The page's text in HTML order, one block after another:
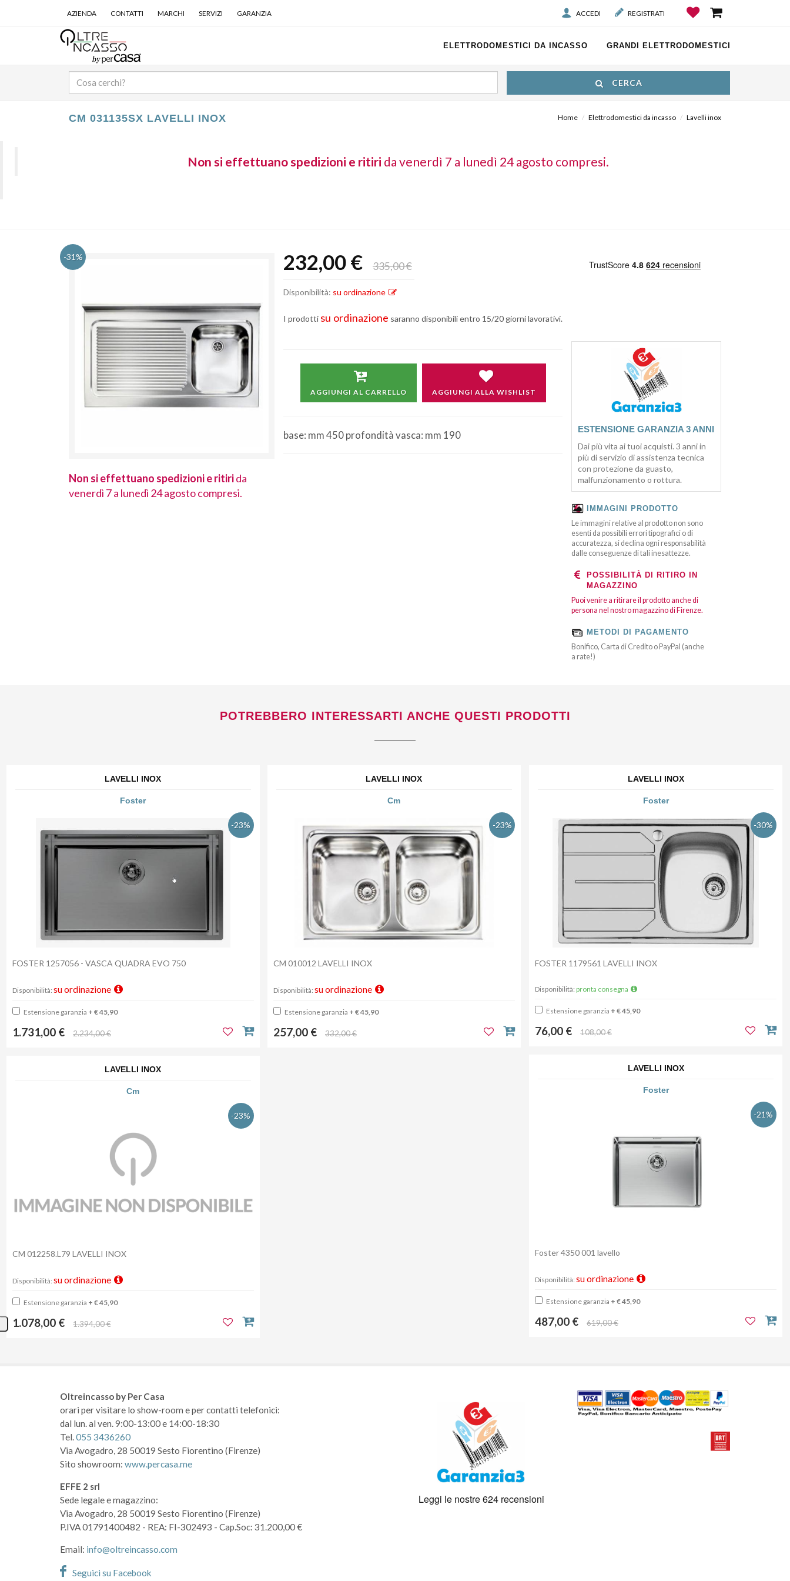
AZIENDA CONTATTI MARCHI SERVIZI GARANZIA ACCEDI REGISTRATI
ELETTRODOMESTICI DA INCASSO GRANDI ELETTRODOMESTICI
CERCA
CM 031135SX LAVELLI INOX Home Elettrodomestici da incasso Lavelli inox
Non si effettuano spedizioni e ritiri da venerdì 7 a lunedì 24 agosto compresi.
-31%
Non si effettuano spedizioni e ritirida
venerdì 7 a lunedì 24 agosto compresi.
232,00 € 335,00 €
Disponibilità: su ordinazione
I prodotti su ordinazione saranno disponibili entro 15/20 giorni lavorativi.
AGGIUNGI AL CARRELLO AGGIUNGI ALLA WISHLIST
base: mm 450 profondità vasca: mm 190
ESTENSIONE GARANZIA 3 ANNI
Dai più vita ai tuoi acquisti. 3 anni in
più di servizio di assistenza tecnica
con protezione da guasto,
malfunzionamento o rottura.
IMMAGINI PRODOTTO
Le immagini relative al prodotto non sono
esenti da possibili errori tipografici o di
accuratezza, si declina ogni responsabilità
dalle conseguenze di tali inesattezze.
POSSIBILITÀ DI RITIRO IN
MAGAZZINO
Puoi venire a ritirare il prodotto anche di
persona nel nostro magazzino di Firenze.
METODI DI PAGAMENTO
Bonifico, Carta di Credito o PayPal (anche
a rate!)
POTREBBERO INTERESSARTI ANCHE QUESTI PRODOTTI
LAVELLI INOX
Foster
-23%
FOSTER 1257056 - VASCA QUADRA EVO 750
Disponibilità: su ordinazione
Estensione garanzia + € 45,90
1.731,00 € 2.234,00 €
LAVELLI INOX
Cm
-23%
CM 010012 LAVELLI INOX
Disponibilità: su ordinazione
Estensione garanzia + € 45,90
257,00 € 332,00 €
LAVELLI INOX
Foster
-30%
FOSTER 1179561 LAVELLI INOX
Disponibilità: pronta consegna
Estensione garanzia + € 45,90
76,00 € 108,00 €
LAVELLI INOX
Foster
-21%
Foster 4350 001 lavello
Disponibilità: su ordinazione
Estensione garanzia + € 45,90
487,00 € 619,00 €
LAVELLI INOX
Cm
-23%
CM 012258.L79 LAVELLI INOX
Disponibilità: su ordinazione
Estensione garanzia + € 45,90
1.078,00 € 1.394,00 €
Oltreincasso by Per Casa
orari per visitare lo show-room e per contatti telefonici:
dal lun. al ven. 9:00-13:00 e 14:00-18:30
Tel.055 3436260
Via Avogadro, 28 50019 Sesto Fiorentino (Firenze)
Sito showroom: www.percasa.me
EFFE 2 srl
Sede legale e magazzino:
Via Avogadro, 28 50019 Sesto Fiorentino (Firenze)
P.IVA 01791400482 - REA: FI-302493 - Cap.Soc: 31.200,00 €
Email: info@oltreincasso.com
Seguici su Facebook